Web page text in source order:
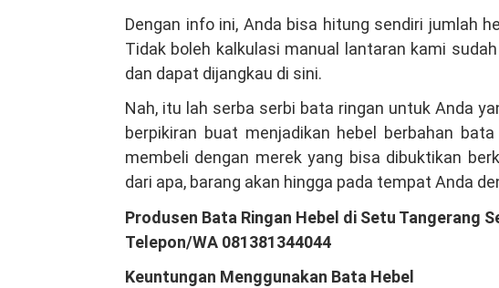
Dengan info ini, Anda bisa hitung sendiri jumlah
Tidak boleh kalkulasi manual lantaran kami
dan dapat dijangkau di sini.
Nah, itu lah serba serbi bata ringan untuk Anda
berpikiran buat menjadikan hebel berbahan
membeli dengan merek yang bisa dibuktikan
dari apa, barang akan hingga pada tempat Anda
Produsen Bata Ringan Hebel di Setu Tangerang
Telepon/WA 081381344044
Keuntungan Menggunakan Bata Hebel